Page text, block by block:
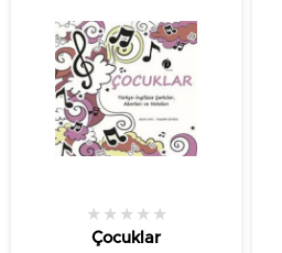
Çocuklar
★ ★ ★ ★ ★